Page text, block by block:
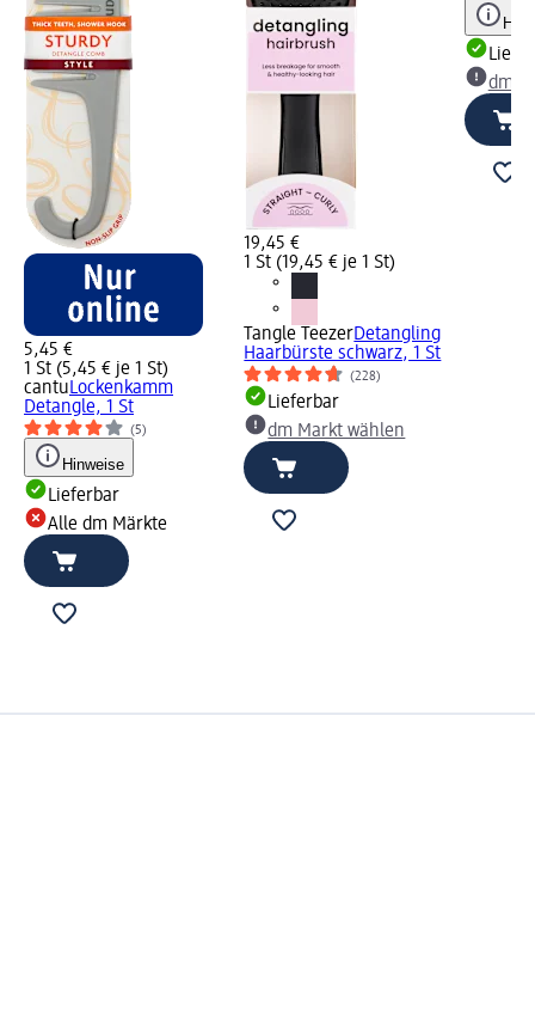
5,45 €
1 St (5,45 € je 1 St)
cantuLockenkamm
Detangle, 1 St
(5)
Hinweise
Lieferbar
Alle dm Märkte
19,45 €
1 St (19,45 € je 1 St)
Tangle TeezerDetangling
Haarbürste schwarz, 1 St
(228)
Lieferbar
dm Markt wählen
dm